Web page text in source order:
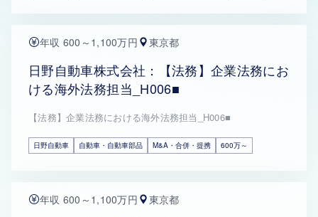
年収 600～1,100万円 東京都
日野自動車株式会社：【法務】企業法務にお
ける海外法務担当_H006■
【法務】企業法務における海外法務担当_H006■
日野自動車 自動車・自動車部品 M&A・合併・提携 600万～
年収 600～1,100万円 東京都